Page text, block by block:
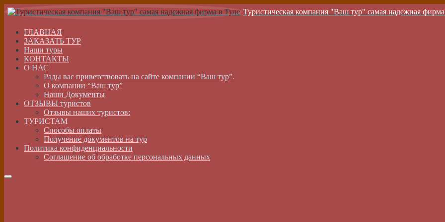
Туристическая компания "Ваш тур" самая надежная
ГЛАВНАЯ
ЗАКАЗАТЬ ТУР
Наши туры
КОНТАКТЫ
О НАС
Рады вас приветствовать на сайте компании “Ваш тур”.
О компании “Ваш тур”
Наши Документы
ОТЗЫВЫ туристов
Отзывы наших туристов:
ТУРИСТАМ
Способы оплаты
Получение документов на тур
Политика конфиденциальности
Соглашение об обработке персональных данных